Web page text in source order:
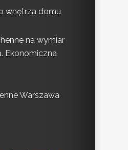
wnętrza domu
na wymiar
Ekonomiczna
Warszawa